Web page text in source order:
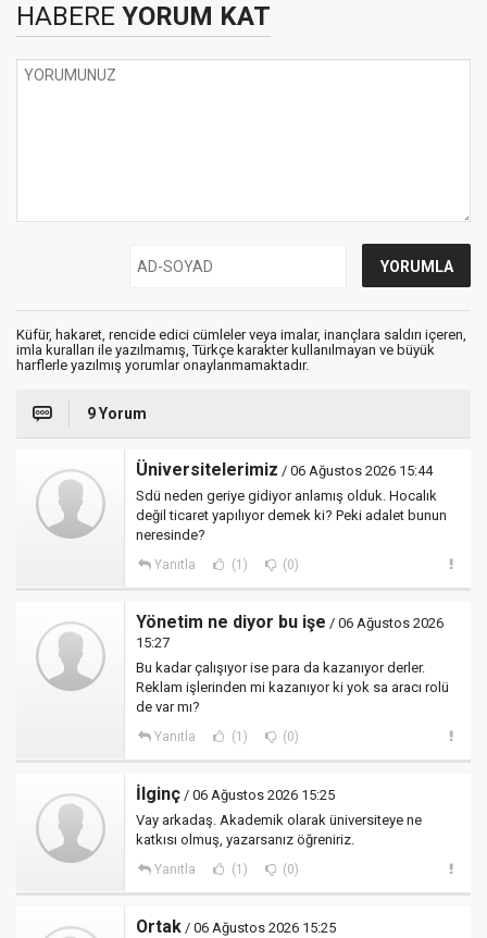
HABERE YORUM KAT
Küfür, hakaret, rencide edici cümleler veya imalar, inançlara saldırı içeren,
imla kuralları ile yazılmamış, Türkçe karakter kullanılmayan ve büyük
harflerle yazılmış yorumlar onaylanmamaktadır.
9 Yorum
Üniversitelerimiz / 06 Ağustos 2026 15:44
Sdü neden geriye gidiyor anlamış olduk. Hocalık
değil ticaret yapılıyor demek ki? Peki adalet bunun
neresinde?
Yanıtla (1) (0)
Yönetim ne diyor bu işe / 06 Ağustos 2026
15:27
Bu kadar çalışıyor ise para da kazanıyor derler.
Reklam işlerinden mi kazanıyor ki yok sa aracı rolü
de var mı?
Yanıtla (1) (0)
İlginç / 06 Ağustos 2026 15:25
Vay arkadaş. Akademik olarak üniversiteye ne
katkısı olmuş, yazarsanız öğreniriz.
Yanıtla (1) (0)
Ortak / 06 Ağustos 2026 15:25